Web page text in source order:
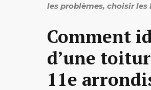
les problèmes, choisir
Comment
d’une
11e